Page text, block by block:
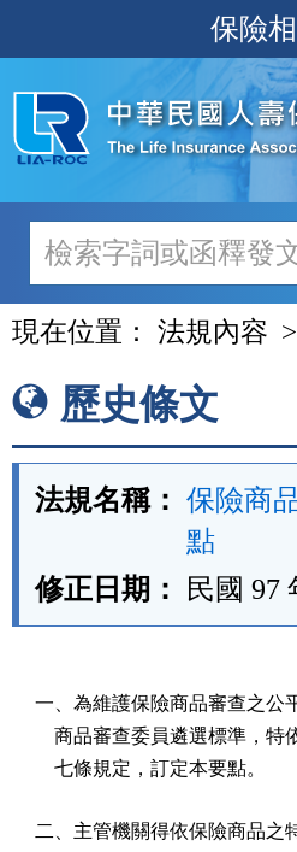
至
主
內
容
保險
現在位置： 法規內容
歷史條文
法規名稱： 保險商
點
修正日期：
民國 97
一、為維護保險商品審查之公
商品審查委員遴選標準，
    七條規定，訂定本要點。
二、主管機關得依保險商品之